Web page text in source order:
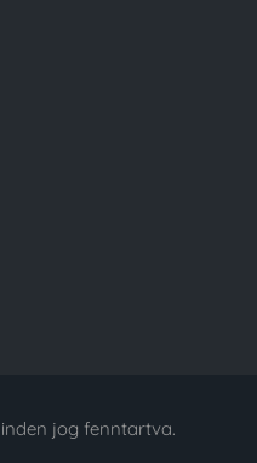
jog fenntartva.